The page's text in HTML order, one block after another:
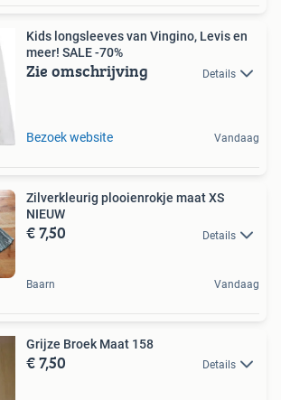
Kids longsleeves van Vingino, Levis en
meer! SALE -70%
Zie omschrijving Details
Bezoek website Vandaag
Zilverkleurig plooienrokje maat XS
NIEUW
€ 7,50 Details
Baarn Vandaag
Grijze Broek Maat 158
€ 7,50 Details